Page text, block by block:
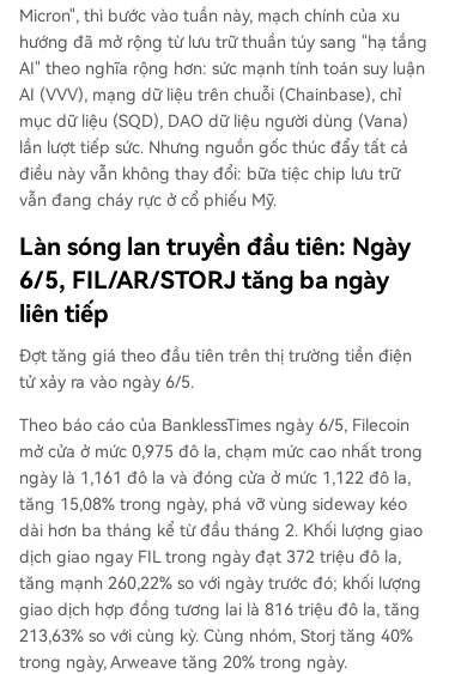
Micron", thì bước vào tuần này, mạch chính của xu
hướng đã mở rộng từ lưu trữ thuần túy sang "hạ tầng
AI" theo nghĩa rộng hơn: sức mạnh tính toán suy luận
AI (VVV), mạng dữ liệu trên chuỗi (Chainbase), chỉ
mục dữ liệu (SQD), DAO dữ liệu người dùng (Vana)
lần lượt tiếp sức. Nhưng nguồn gốc thúc đẩy tất cả
điều này vẫn không thay đổi: bữa tiệc chip lưu trữ
vẫn đang cháy rực ở cổ phiếu Mỹ.
Làn sóng lan truyền đầu tiên: Ngày
6/5, FIL/AR/STORJ tăng ba ngày
liên tiếp
Đợt tăng giá theo đầu tiên trên thị trường tiền điện
tử xảy ra vào ngày 6/5.
Theo báo cáo của BanklessTimes ngày 6/5, Filecoin
mở cửa ở mức 0,975 đô la, chạm mức cao nhất trong
ngày là 1,161 đô la và đóng cửa ở mức 1,122 đô la,
tăng 15,08% trong ngày, phá vỡ vùng sideway kéo
dài hơn ba tháng kể từ đầu tháng 2. Khối lượng giao
dịch giao ngay FIL trong ngày đạt 372 triệu đô la,
tăng mạnh 260,22% so với ngày trước đó; khối lượng
giao dịch hợp đồng tương lai là 816 triệu đô la, tăng
213,63% so với cùng kỳ. Cùng nhóm, Storj tăng 40%
trong ngày, Arweave tăng 20% trong ngày.